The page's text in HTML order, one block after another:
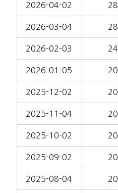
2026-04-02 28
2026-03-04 28
2026-02-03 24
2026-01-05 20
2025-12-02 20
2025-11-04 20
2025-10-02 20
2025-09-02 20
2025-08-04 20